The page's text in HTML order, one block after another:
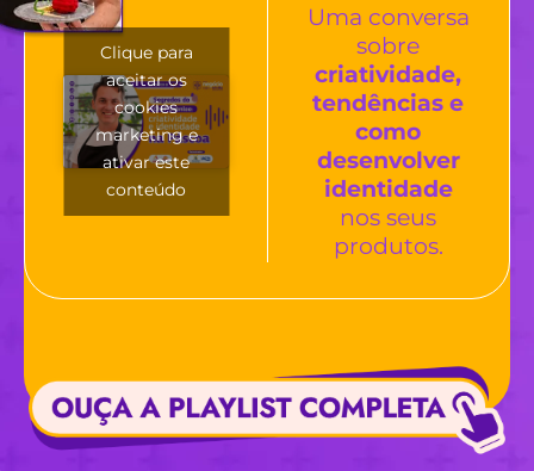
Clique para
aceitar os
cookies
marketing e
ativar este
conteúdo
Uma conversa
sobre
criatividade,
tendências e
como
desenvolver
identidade
nos seus
produtos.